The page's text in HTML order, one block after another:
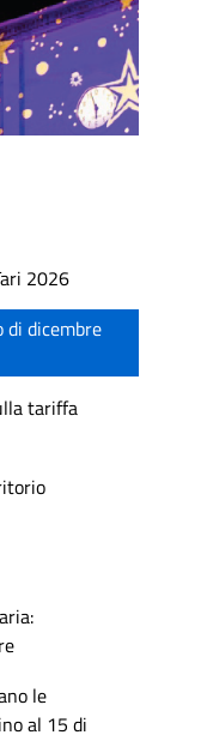
2026
di dicembre
tariffa
le
al 15 di